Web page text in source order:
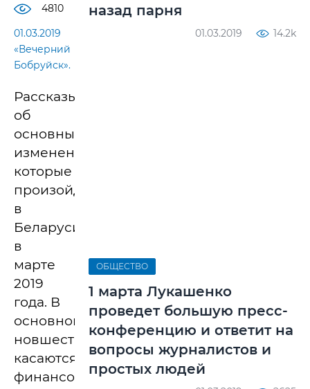
4810
01.03.2019
«Вечерний
Бобруйск».
Рассказываем
об
основных
изменениях,
которые
произойдут
в
Беларуси
в
марте
2019
года. В
основном,
новшества
касаются
финансовой
назад парня
01.03.2019 14.2k
ОБЩЕСТВО
1 марта Лукашенко
проведет большую пресс-
конференцию и ответит на
вопросы журналистов и
простых людей